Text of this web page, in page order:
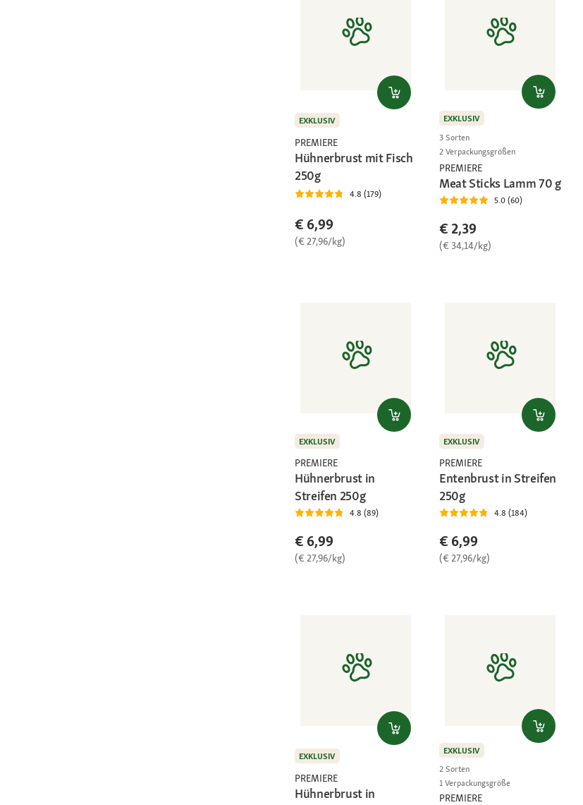
EXKLUSIV
PREMIERE
Hühnerbrust mit Fisch
250g
4.8 (179)
€ 6,99
(€ 27,96/kg)
EXKLUSIV
3 Sorten
2 Verpackungsgrößen
PREMIERE
Meat Sticks Lamm 70 g
5.0 (60)
€ 2,39
(€ 34,14/kg)
EXKLUSIV
PREMIERE
Hühnerbrust in
Streifen 250g
4.8 (89)
€ 6,99
(€ 27,96/kg)
EXKLUSIV
PREMIERE
Entenbrust in Streifen
250g
4.8 (184)
€ 6,99
(€ 27,96/kg)
EXKLUSIV
PREMIERE
Hühnerbrust in
EXKLUSIV
2 Sorten
1 Verpackungsgröße
PREMIERE